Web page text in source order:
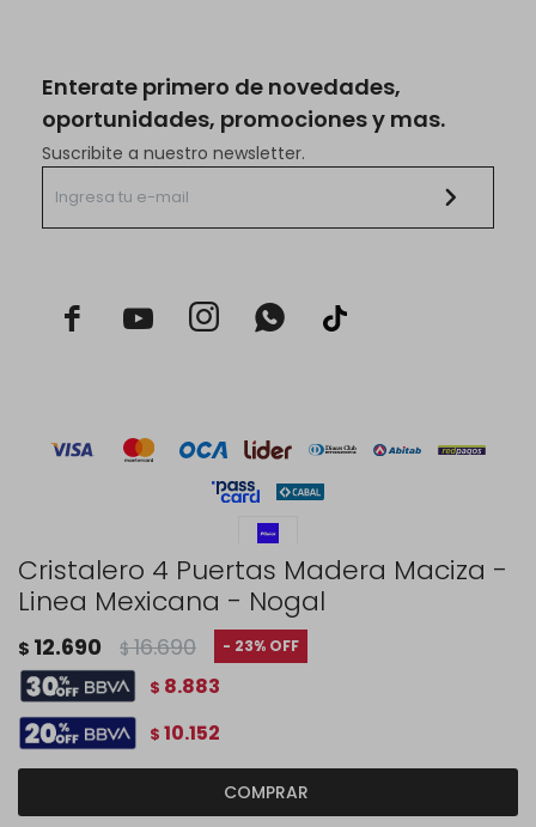
Cristalero 4 Puertas Madera Maciza -
Linea Mexicana - Nogal
$ 12.690 $ 16.690 23
$ 8.883
$ 10.152
COMPRAR
Enterate primero de novedades,
oportunidades, promociones y mas.
Suscribite a nuestro newsletter.
  
© Copyright 2026 / Rustico Hogar